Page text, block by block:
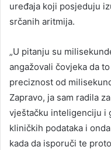
uređaja koji posjeduju
srčanih aritmija.
„U pitanju su
angažovali čovjeka da
preciznost od
Zapravo, ja sam radila
vještačku inteligenciju i
kliničkih podataka i
kada da isporuči te